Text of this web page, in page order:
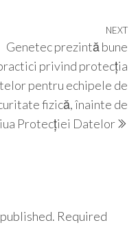
NEXT
Genetec prezintă bune
privind protecția
pentru echipele de
fizică, înainte de
Protecției Datelor
Required